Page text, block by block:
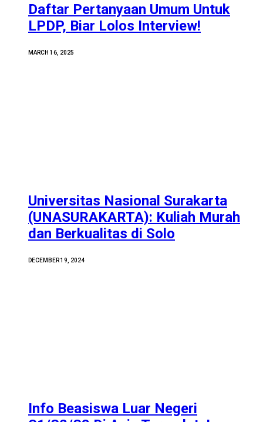
Daftar Pertanyaan Umum Untuk
LPDP, Biar Lolos Interview!
MARCH 16, 2025
Universitas Nasional Surakarta
(UNASURAKARTA): Kuliah Murah
dan Berkualitas di Solo
DECEMBER 19, 2024
Info Beasiswa Luar Negeri